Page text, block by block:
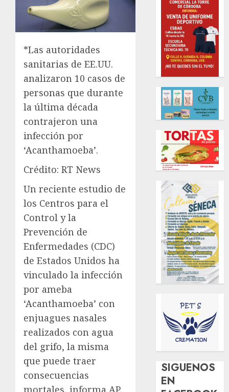
*Las autoridades
sanitarias de EE.UU.
analizaron 10 casos de
personas que durante
la última década
contrajeron una
infección por
‘Acanthamoeba’.
Crédito: RT News
Un reciente estudio de
los Centros para el
Control y la
Prevención de
Enfermedades (CDC)
de Estados Unidos ha
vinculado la infección
por ameba
‘Acanthamoeba’ con
enjuagues nasales
realizados con agua
del grifo, la misma
que puede traer
consecuencias
mortales, informa AP.
SIGUENOS
EN